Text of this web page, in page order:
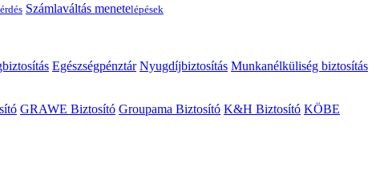
Számlaváltás menetelépések
Egészségpénztár Nyugdíjbiztosítás Munkanélküliség biztosítás
GRAWE Biztosító Groupama Biztosító K&H Biztosító KÖBE